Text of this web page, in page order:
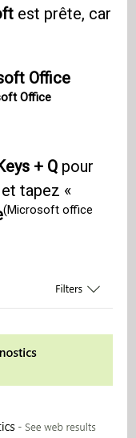
est prête, car
Office
Office
+ Q pour
tapez «
(Microsoft office